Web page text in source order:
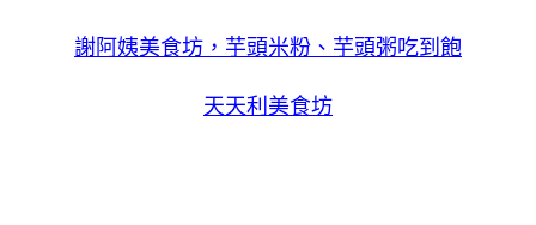
謝阿姨美食坊，芋頭米粉、芋頭粥吃到飽
天天利美食坊